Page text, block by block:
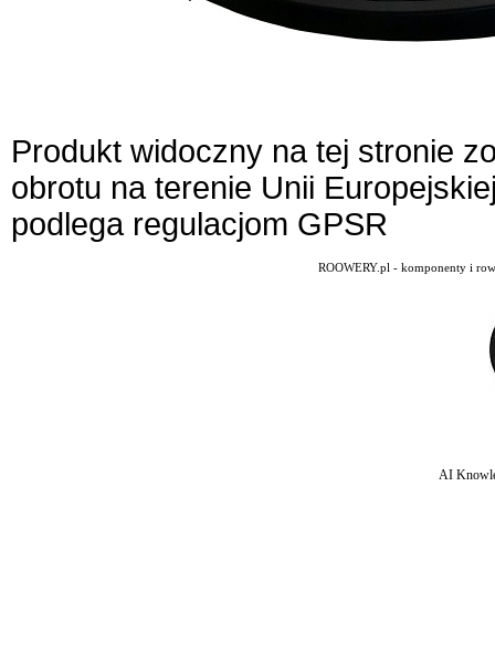
Produkt widoczny na tej stronie
obrotu na terenie Unii
podlega regulacjom GPSR
ROOWERY.pl - komponenty i
AI